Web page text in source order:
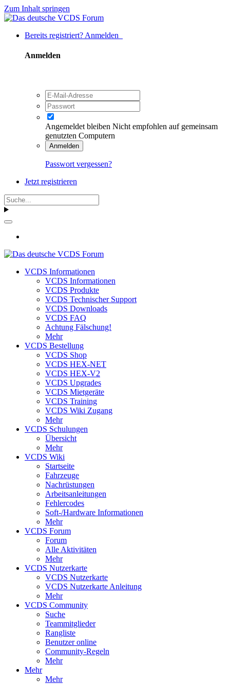
Zum Inhalt springen
Bereits registriert? Anmelden
Anmelden
Angemeldet bleiben Nicht empfohlen auf gemeinsam
genutzten Computern
Anmelden
Passwort vergessen?
Jetzt registrieren
VCDS Informationen
VCDS Informationen
VCDS Produkte
VCDS Technischer Support
VCDS Downloads
VCDS FAQ
Achtung Fälschung!
Mehr
VCDS Bestellung
VCDS Shop
VCDS HEX-NET
VCDS HEX-V2
VCDS Upgrades
VCDS Mietgeräte
VCDS Training
VCDS Wiki Zugang
Mehr
VCDS Schulungen
Übersicht
Mehr
VCDS Wiki
Startseite
Fahrzeuge
Nachrüstungen
Arbeitsanleitungen
Fehlercodes
Soft-/Hardware Informationen
Mehr
VCDS Forum
Forum
Alle Aktivitäten
Mehr
VCDS Nutzerkarte
VCDS Nutzerkarte
VCDS Nutzerkarte Anleitung
Mehr
VCDS Community
Suche
Teammitglieder
Rangliste
Benutzer online
Community-Regeln
Mehr
Mehr
Mehr